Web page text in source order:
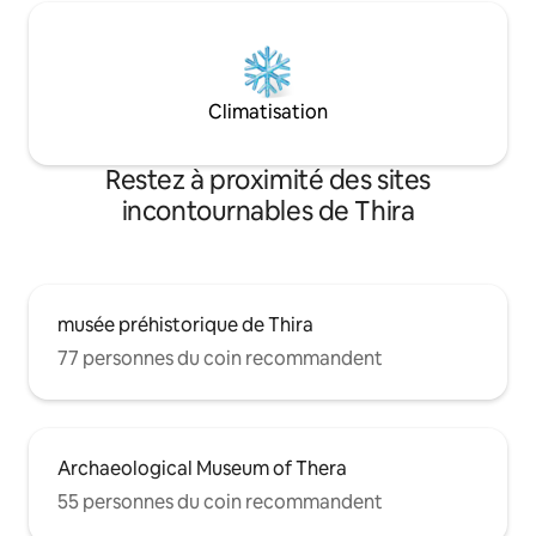
Climatisation
Restez à proximité des sites
incontournables de Thira
musée préhistorique de Thira
77 personnes du coin recommandent
Archaeological Museum of Thera
55 personnes du coin recommandent